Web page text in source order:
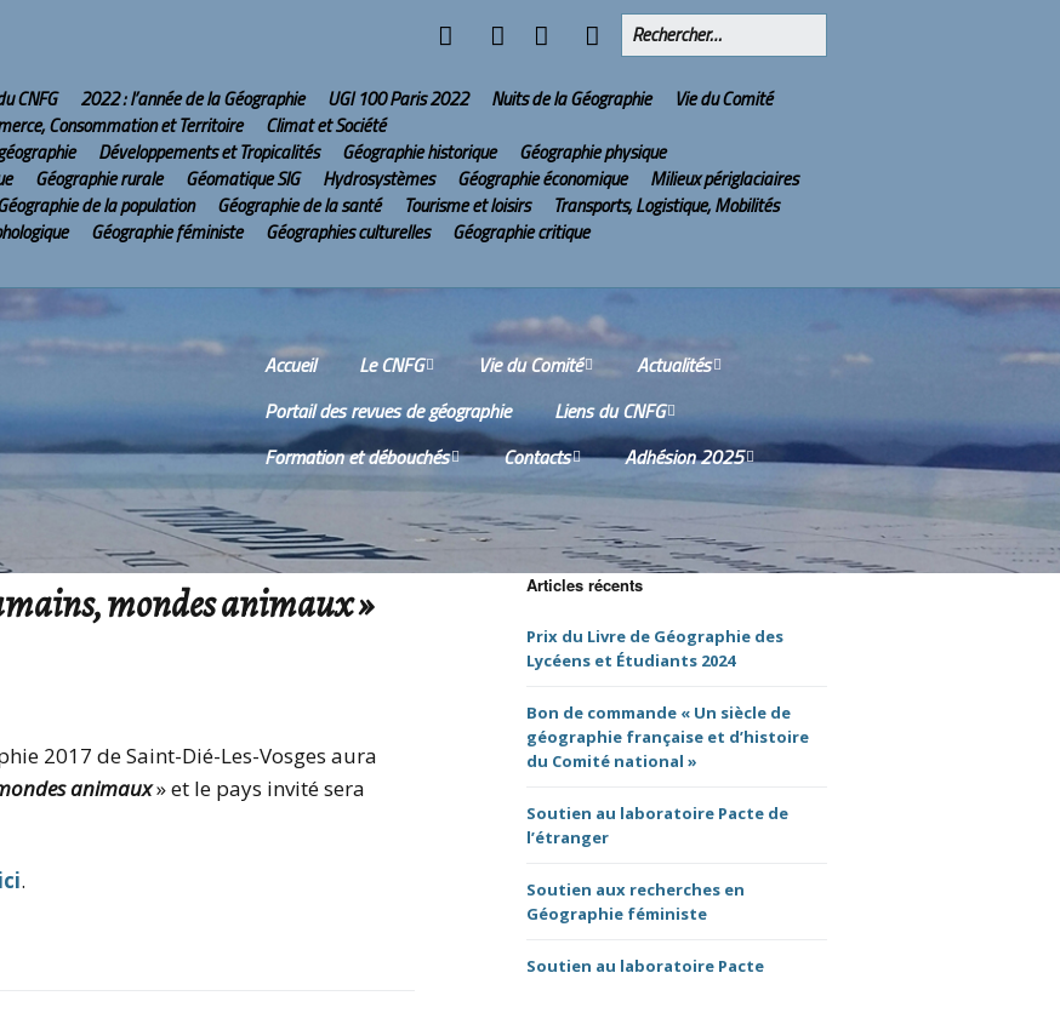
CNFG 2022 : l’année de la Géographie UGI 100 Paris 2022 Nuits de la Géographie
Vie du Comité
Consommation et Territoire
Climat et Société
Développements et Tropicalités Géographie historique
Géographie physique
Géographie rurale Géomatique SIG Hydrosystèmes Géographie économique
Milieux périglaciaires
de la population Géographie de la santé Tourisme et loisirs
Transports, Logistique, Mobilités
Géographie féministe Géographies culturelles
Géographie critique
Accueil
Le CNFG
Le CNFG sur Internet
Conseil scientifique
Bureau
Vie du Comité
Commissions
Comptes-rendus des
réunions du Conseil
Scientifique
Comptes-rendus de
l’Assemblée Générale
Autres comptes-rendus
Prix de thèse du CNFG
Forums binationaux
Archives des lettres
Actualités
Olympiades Nationales
de Géographie
2022 : l’année de la
Géographie
UGI 100 Paris 2022
Nuits de la Géographie
2020
Prochains évènements
Tristes évènements
Portail des revues de géographie
Liens du CNFG
Nos partenaires
Formation et débouchés
Wikis
Mobilités internationales
Recherche et débouchés
Contacts
Où sommes-nous ?
Adhésion 2025
Services aux adhérents
mondes animaux »
2017 de Saint-Dié-Les-Vosges aura
animaux» et le pays invité sera
.
Articles récents
Prix du Livre de Géographie des
Lycéens et Étudiants 2024
Bon de commande « Un siècle de
géographie française et d’histoire
du Comité national »
Soutien au laboratoire Pacte de
l’étranger
Soutien aux recherches en
Géographie féministe
Soutien au laboratoire Pacte